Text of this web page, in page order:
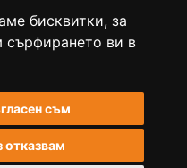
бисквитки, за
сърфирането ви в
съм
отказвам
Messenger
ViberWhatsApp
и старание